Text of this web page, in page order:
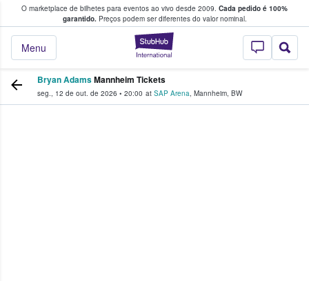
O marketplace de bilhetes para eventos ao vivo desde 2009. Cada pedido é 100%
garantido.Preços podem ser diferentes do valor nominal.
StubHub – onde
Menu
fãs compram e vendem bilhetes
Bryan AdamsMannheim Tickets
seg., 12 de out. de 2026 • 20:00 at SAP Arena, Mannheim, BW